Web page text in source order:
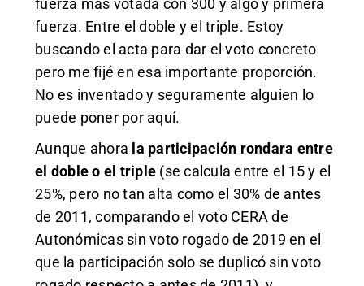
fuerza. Entre el doble y el triple. Estoy
buscando el acta para dar el voto concreto
pero me fijé en esa importante proporción.
No es inventado y seguramente alguien lo
puede poner por aquí.
Aunque ahora la participación rondara entre
el doble o el triple (se calcula entre el 15 y el
25%, pero no tan alta como el 30% de antes
de 2011, comparando el voto CERA de
Autonómicas sin voto rogado de 2019 en el
que la participación solo se duplicó sin voto